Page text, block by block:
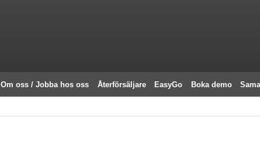
Om oss / Jobba hos oss Återförsäljare EasyGo Boka demo